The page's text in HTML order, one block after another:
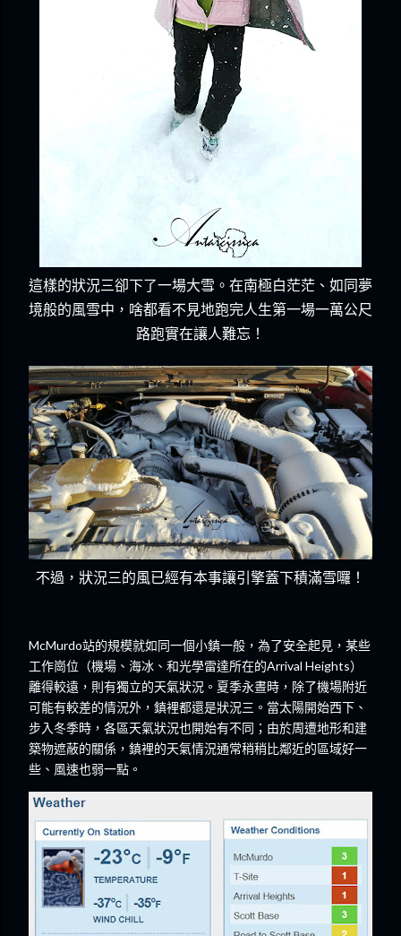
這樣的狀況三卻下了一場大雪。在南極白茫茫、如同夢
境般的風雪中，啥都看不見地跑完人生第一場一萬公尺
路跑實在讓人難忘！
不過，狀況三的風已經有本事讓引擎蓋下積滿雪囉！
McMurdo站的規模就如同一個小鎮一般，為了安全起見，某些
工作崗位（機場、海冰、和光學雷達所在的Arrival Heights）
離得較遠，則有獨立的天氣狀況。夏季永晝時，除了機場附近
可能有較差的情況外，鎮裡都還是狀況三。當太陽開始西下、
步入冬季時，各區天氣狀況也開始有不同；由於周遭地形和建
築物遮蔽的關係，鎮裡的天氣情況通常稍稍比鄰近的區域好一
些、風速也弱一點。